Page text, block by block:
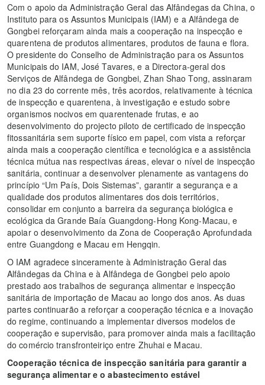
Com o apoio da Administração Geral das Alfândegas da China, o
Instituto para os Assuntos Municipais (IAM) e a Alfândega de
Gongbei reforçaram ainda mais a cooperação na inspecção e
quarentena de produtos alimentares, produtos de fauna e flora.
O presidente do Conselho de Administração para os Assuntos
Municipais do IAM, José Tavares, e a Directora-geral dos
Serviços de Alfândega de Gongbei, Zhan Shao Tong, assinaram
no dia 23 do corrente mês, três acordos, relativamente à técnica
de inspecção e quarentena, à investigação e estudo sobre
organismos nocivos em quarentenade frutas, e ao
desenvolvimento do projecto piloto de certificado de inspecção
fitossanitária sem suporte físico em papel, com vista a reforçar
ainda mais a cooperação científica e tecnológica e a assistência
técnica mútua nas respectivas áreas, elevar o nível de inspecção
sanitária, continuar a desenvolver plenamente as vantagens do
princípio “Um País, Dois Sistemas”, garantir a segurança e a
qualidade dos produtos alimentares dos dois territórios,
consolidar em conjunto a barreira da segurança biológica e
ecológica da Grande Baía Guangdong-Hong Kong-Macau, e
apoiar o desenvolvimento da Zona de Cooperação Aprofundada
entre Guangdong e Macau em Hengqin.
O IAM agradece sinceramente à Administração Geral das
Alfândegas da China e à Alfândega de Gongbei pelo apoio
prestado aos trabalhos de segurança alimentar e inspecção
sanitária de importação de Macau ao longo dos anos. As duas
partes continuarão a reforçar a cooperação técnica e a inovação
do regime, continuando a implementar diversos modelos de
cooperação e supervisão, para promover ainda mais a facilitação
do comércio transfronteiriço entre Zhuhai e Macau.
Cooperação técnica de inspecção sanitária para garantir a
segurança alimentar e o abastecimento estável